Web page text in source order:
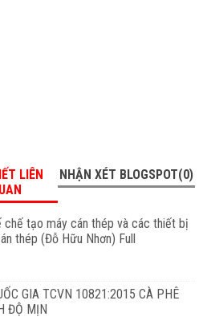
LIÊN
NHẬN XÉT BLOGSPOT(0)
chế tạo máy cán thép và các thiết bị
thép (Đỗ Hữu Nhơn) Full
GIA TCVN 10821:2015 CÀ PHÊ
ĐỘ MỊN